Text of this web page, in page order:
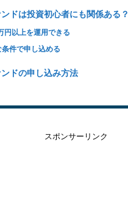
ドは投資初心者にも関係ある？
円以上を運用できる
条件で申し込める
ドの申し込み方法
スポンサーリンク